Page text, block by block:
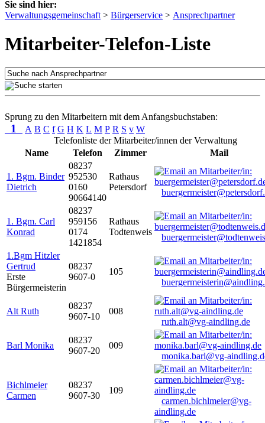
Sie sind hier:
Verwaltungsgemeinschaft > Bürgerservice > Ansprechpartner
Mitarbeiter-Telefon-Liste
Sprung zu den Mitarbeitern mit dem Anfangsbuchstaben:
1 A B C f G H K L M P R S v W
Telefonliste der Mitarbeiter/innen der Verwaltung
Name
Telefon Zimmer Mail
1. Bgm. Binder
Dietrich
08237
952530
0160
90664140
Rathaus
Petersdorf
1. Bgm. Carl
Konrad
08237
959156
0174
1421854
Rathaus
Todtenweis
1.Bgm Hitzler
Gertrud
Erste
Bürgermeisterin
08237
9607-0
105
Alt Ruth
08237
9607-10
008
ruth.alt@vg-aindling.de
Barl Monika
08237
9607-20
009
monika.barl@vg-
Bichlmeier
Carmen
08237
9607-30
109
carmen.bichlmeier@vg-
aindling.de